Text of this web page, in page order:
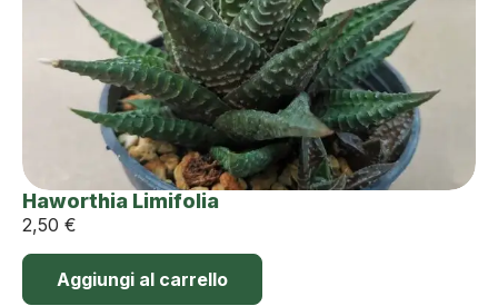
Haworthia Limifolia
2,50 €
Aggiungi al carrello